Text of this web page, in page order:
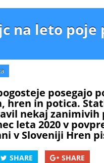
na leto poje
posegajo
hren in potica.
nekaj zanimivih
leta 2020 v
v Sloveniji Hren
SHARE SHARE